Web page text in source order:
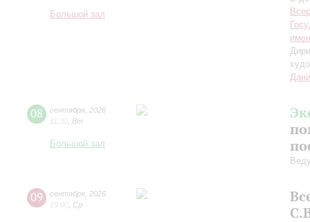
Большой зал
08 сентября 2026
11:30 Вт
Большой зал
09 сентября 2026
19:00 Ср